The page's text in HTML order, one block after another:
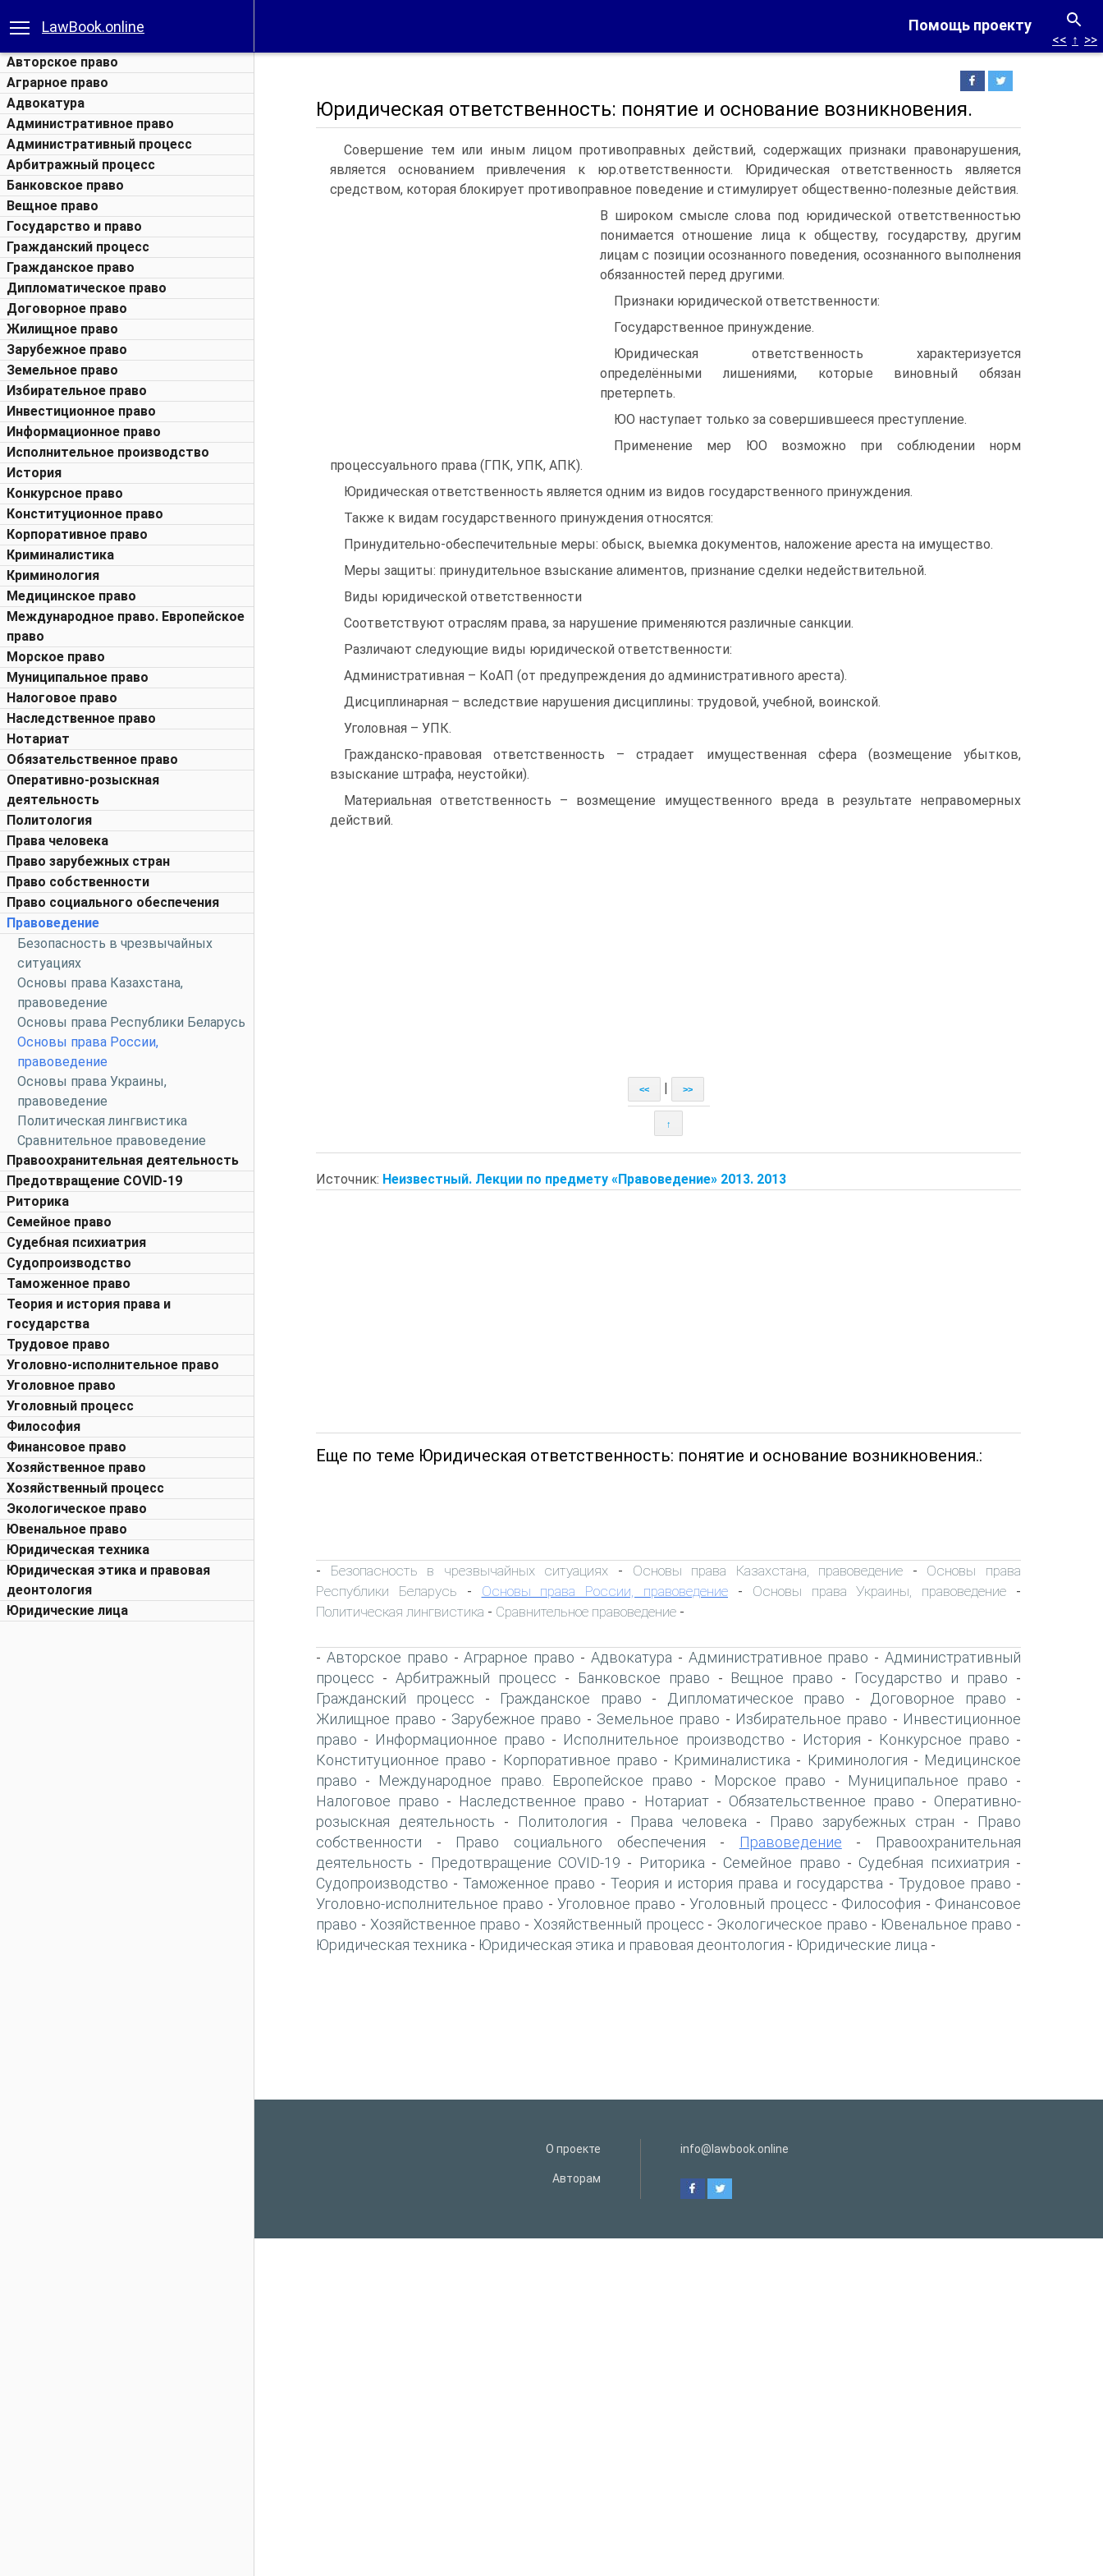
Помощь проекту
LawBook.online
Авторское право
Аграрное право
Адвокатура
Административное право
Административный процесс
Арбитражный процесс
Банковское право
Вещное право
Государство и право
Гражданский процесс
Гражданское право
Дипломатическое право
Договорное право
Жилищное право
Зарубежное право
Земельное право
Избирательное право
Инвестиционное право
Информационное право
Исполнительное производство
История
Конкурсное право
Конституционное право
Корпоративное право
Криминалистика
Криминология
Медицинское право
Международное право. Европейское
право
Морское право
Муниципальное право
Налоговое право
Наследственное право
Нотариат
Обязательственное право
Оперативно-розыскная
деятельность
Политология
Права человека
Право зарубежных стран
Право собственности
Право социального обеспечения
Правоведение
Безопасность в чрезвычайных
ситуациях
Основы права Казахстана,
правоведение
Основы права Республики Беларусь
Основы права России,
правоведение
Основы права Украины,
правоведение
Политическая лингвистика
Сравнительное правоведение
Правоохранительная деятельность
Предотвращение COVID-19
Риторика
Семейное право
Судебная психиатрия
Судопроизводство
Таможенное право
Теория и история права и
государства
Трудовое право
Уголовно-исполнительное право
Уголовное право
Уголовный процесс
Философия
Финансовое право
Хозяйственное право
Хозяйственный процесс
Экологическое право
Ювенальное право
Юридическая техника
Юридическая этика и правовая
деонтология
Юридические лица
<< ↑ >>
Юридическая ответственность: понятие и основание возникновения.
Совершение тем или иным лицом противоправных действий, содержащих признаки правонарушения,
является основанием привлечения к юр.ответственности. Юридическая ответственность является
средством, которая блокирует противоправное поведение и стимулирует общественно-полезные действия.
В широком смысле слова под юридической ответственностью
понимается отношение лица к обществу, государству, другим
лицам с позиции осознанного поведения, осознанного выполнения
обязанностей перед другими.
Признаки юридической ответственности:
Государственное принуждение.
Юридическая ответственность характеризуется
определёнными лишениями, которые виновный обязан
претерпеть.
ЮО наступает только за совершившееся преступление.
Применение мер ЮО возможно при соблюдении норм
процессуального права (ГПК, УПК, АПК).
Юридическая ответственность является одним из видов государственного принуждения.
Также к видам государственного принуждения относятся:
Принудительно-обеспечительные меры: обыск, выемка документов, наложение ареста на имущество.
Меры защиты: принудительное взыскание алиментов, признание сделки недействительной.
Виды юридической ответственности
Соответствуют отраслям права, за нарушение применяются различные санкции.
Различают следующие виды юридической ответственности:
Административная – КоАП (от предупреждения до административного ареста).
Дисциплинарная – вследствие нарушения дисциплины: трудовой, учебной, воинской.
Уголовная – УПК.
Гражданско-правовая ответственность – страдает имущественная сфера (возмещение убытков,
взыскание штрафа, неустойки).
Материальная ответственность – возмещение имущественного вреда в результате неправомерных
действий.
<< >>
↑
Источник: Неизвестный. Лекции по предмету «Правоведение» 2013. 2013
Еще по теме Юридическая ответственность: понятие и основание возникновения.:
- Безопасность в чрезвычайных ситуациях - Основы права Казахстана, правоведение - Основы права
Республики Беларусь - Основы права России, правоведение - Основы права Украины, правоведение -
Политическая лингвистика - Сравнительное правоведение -
- Авторское право -Аграрное право - Адвокатура - Административное право -Административный
процесс - Арбитражный процесс - Банковское право - Вещное право - Государство и право -
Гражданский процесс - Гражданское право - Дипломатическое право - Договорное право -
Жилищное право - Зарубежное право - Земельное право - Избирательное право - Инвестиционное
право - Информационное право - Исполнительное производство - История - Конкурсное право -
Конституционное право - Корпоративное право - Криминалистика - Криминология - Медицинское
право - Международное право. Европейское право - Морское право - Муниципальное право -
Налоговое право - Наследственное право - Нотариат - Обязательственное право - Оперативно-
розыскная деятельность - Политология - Права человека - Право зарубежных стран -
Право
собственности - Право социального обеспечения - Правоведение -
Правоохранительная
деятельность - Предотвращение COVID-19 - Риторика - Семейное право - Судебная психиатрия -
Судопроизводство -Таможенное право - Теория и история права и государства - Трудовое право -
Уголовно-исполнительное право -Уголовное право -Уголовный процесс - Философия - Финансовое
право - Хозяйственное право - Хозяйственный процесс - Экологическое право - Ювенальное право -
Юридическая техника - Юридическая этика и правовая деонтология - Юридические лица -
О проекте
Авторам
info@lawbook.online